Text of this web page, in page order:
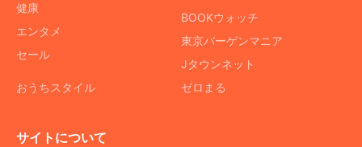
健康
エンタメ
セール
おうちスタイル
BOOKウォッチ
東京バーゲンマニア
Jタウンネット
ゼロまる
サイトについて